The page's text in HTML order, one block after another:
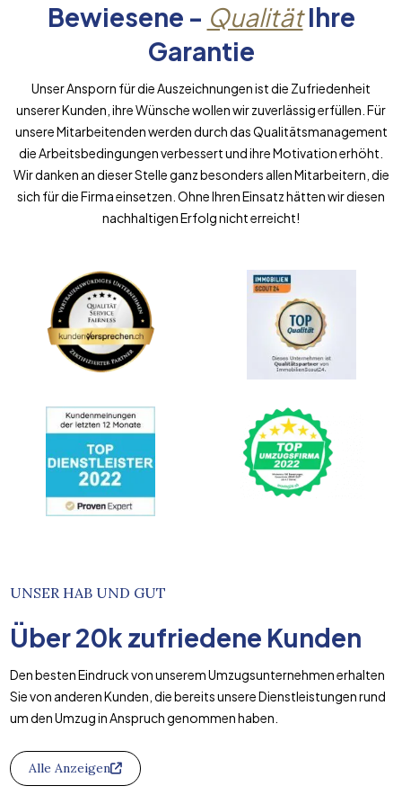
Bewiesene - QualitätIhre
Garantie
Unser Ansporn für die Auszeichnungen ist die Zufriedenheit
unserer Kunden, ihre Wünsche wollen wir zuverlässig erfüllen. Für
unsere Mitarbeitenden werden durch das Qualitätsmanagement
die Arbeitsbedingungen verbessert und ihre Motivation erhöht.
Wir danken an dieser Stelle ganz besonders allen Mitarbeitern, die
sich für die Firma einsetzen. Ohne Ihren Einsatz hätten wir diesen
nachhaltigen Erfolg nicht erreicht!
UNSER HAB UND GUT
Über20k zufriedene Kunden
Den besten Eindruck von unserem Umzugsunternehmen erhalten
Sie von anderen Kunden, die bereits unsere Dienstleistungen rund
um den Umzug in Anspruch genommen haben.
Alle Anzeigen